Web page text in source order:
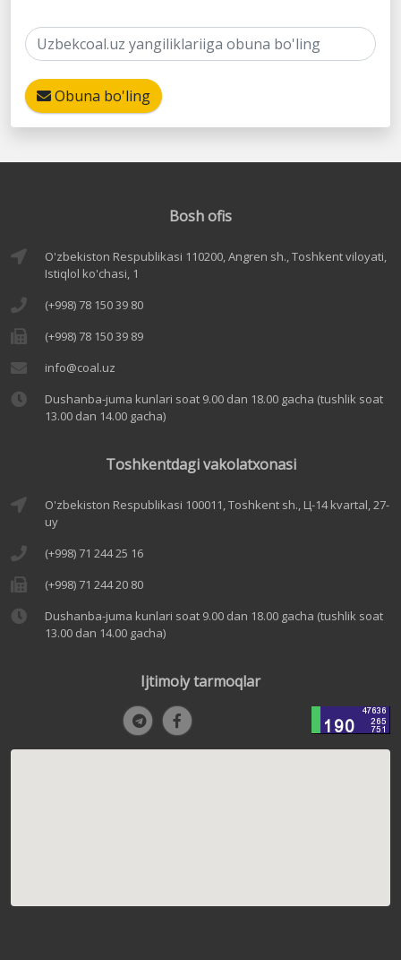
Obuna bo'ling
Bosh ofis
O'zbekiston Respublikasi 110200, Angren sh., Toshkent viloyati,
Istiqlol ko'chasi, 1
(+998) 78 150 39 80
(+998) 78 150 39 89
info@coal.uz
Dushanba-juma kunlari soat 9.00 dan 18.00 gacha (tushlik soat
13.00 dan 14.00 gacha)
Toshkentdagi vakolatxonasi
O'zbekiston Respublikasi 100011, Toshkent sh., Ц-14 kvartal, 27-
uy
(+998) 71 244 25 16
(+998) 71 244 20 80
Dushanba-juma kunlari soat 9.00 dan 18.00 gacha (tushlik soat
13.00 dan 14.00 gacha)
Ijtimoiy tarmoqlar